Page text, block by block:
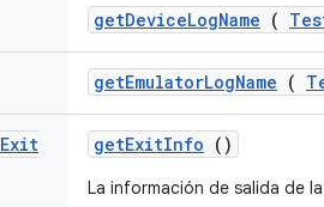
getDeviceLogName (
getEmulatorLogName (
Exit
getExitInfo ()
La información de salida de